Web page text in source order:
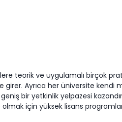
teorik ve uygulamalı birçok
girer. Ayrıca her üniversite
bir yetkinlik yelpazesi
için yüksek lisans